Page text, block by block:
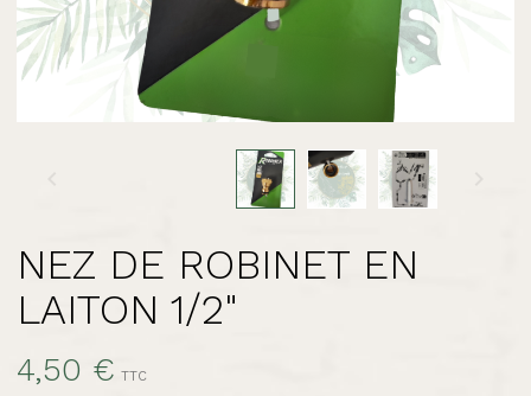
NEZ DE ROBINET EN
LAITON 1/2"
4,50 € TTC